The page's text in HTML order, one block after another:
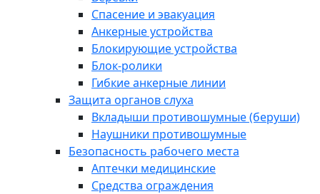
Спасение и эвакуация
Анкерные устройства
Блокирующие устройства
Блок-ролики
Гибкие анкерные линии
Защита органов слуха
Вкладыши противошумные (беруши)
Наушники противошумные
Безопасность рабочего места
Аптечки медицинские
Средства ограждения